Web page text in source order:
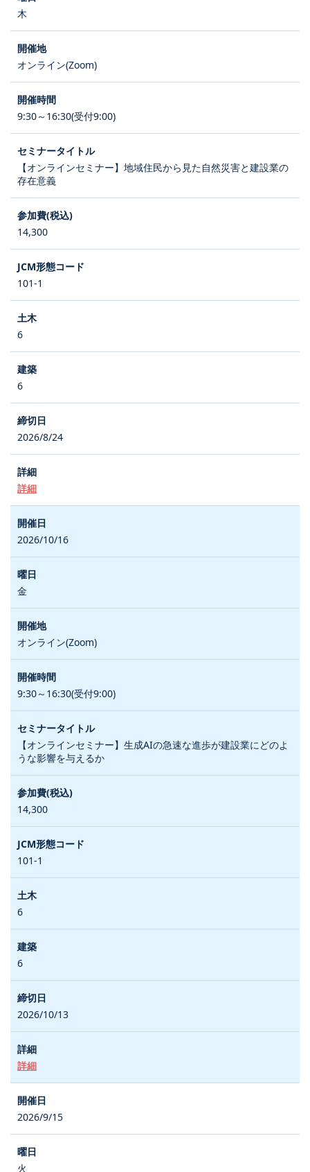
木
オンライン(Zoom)
9:30～16:30(受付9:00)
【オンラインセミナー】地域住民から見た自然災害と建設業の
存在意義
14,300
101-1
6
6
2026/8/24
詳細
2026/10/16
金
オンライン(Zoom)
9:30～16:30(受付9:00)
【オンラインセミナー】生成AIの急速な進歩が建設業にどのよ
うな影響を与えるか
14,300
101-1
6
6
2026/10/13
詳細
2026/9/15
火